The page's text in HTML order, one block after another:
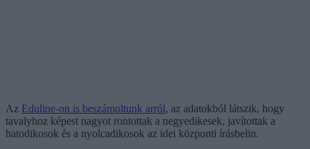
Az Eduline-on is beszámoltunk arról, az adatokból látszik, hogy
tavalyhoz képest nagyot rontottak a negyedikesek, javítottak a
hatodikosok és a nyolcadikosok az idei központi írásbelin.